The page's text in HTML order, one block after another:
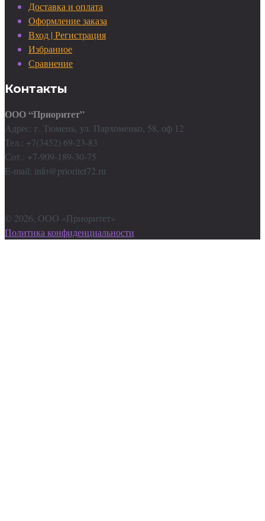
Доставка и оплата
Оформление заказа
Вход | Регистрация
Избранное
Сравнение
Контакты
ООО “Приоритет”
Адрес: г. Тюмень, ул. Пархоменко, 58, оф 12
Тел.: +7(3452) 69-23-83
Сот.: +7-909-189-30-75
E-mail: info@prioritet72.ru
© 2026 , ООО «Приоритет»
Политика конфиденциальности